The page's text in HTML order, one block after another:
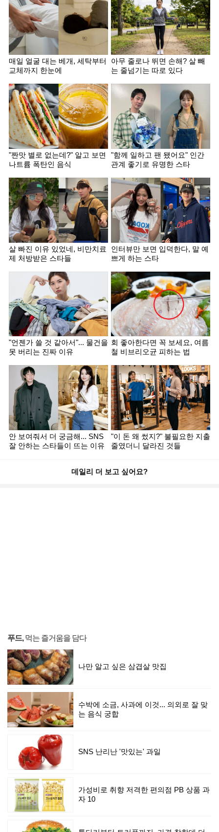
매일 얼굴 대는 베개, 세탁부터
교체까지 한눈에
아무 줄로나 뛰면 손해? 살 빼
는 줄넘기는 따로 있다
"짠맛 별로 없는데?" 알고 보면
나트륨 폭탄인 음식
"함께 일하고 팬 됐어요" 인간
관계 좋기로 유명한 스타
살 빠진 이유 있었네, 비만치료
제 처방받은 스타들
인터뷰만 보면 입덕한다, 말 예
쁘게 하는 스타
"언젠가 쓸 것 같아서"... 물건을
못 버리는 진짜 이유
회 좋아한다면 꼭 보세요, 여름
철 비브리오균 피하는 법
안 보여줘서 더 궁금해... SNS
잘 안하는 스타들이 뜨는 이유
"이 돈 왜 썼지?" 불필요한 지출
줄였더니 달라진 것들
데일리 더 보고 싶어요?
푸드,먹는 즐거움을 담다
나만 알고 싶은 삼겹살 맛집
수박에 소금, 사과에 이것... 의외로 잘 맞
는 음식 궁합
SNS 난리난 '맛있는' 과일
가성비로 취향 저격한 편의점 PB 상품 과
자 10